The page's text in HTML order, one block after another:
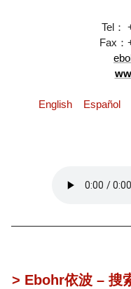
Tel：
Fax：
English Español
> Ebohr依波 – 搜